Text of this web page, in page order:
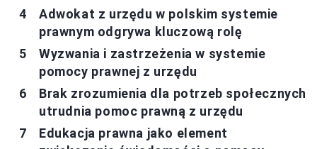
Adwokat z urzędu w polskim systemie
prawnym odgrywa kluczową rolę
Wyzwania i zastrzeżenia w systemie
pomocy prawnej z urzędu
Brak zrozumienia dla potrzeb społecznych
utrudnia pomoc prawną z urzędu
Edukacja prawna jako element